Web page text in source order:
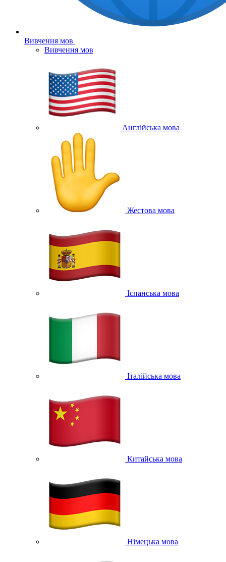
Вивчення мов
Вивчення мов
Англійська мова
Жестова мова
Іспанська мова
Італійська мова
Китайська мова
Німецька мова